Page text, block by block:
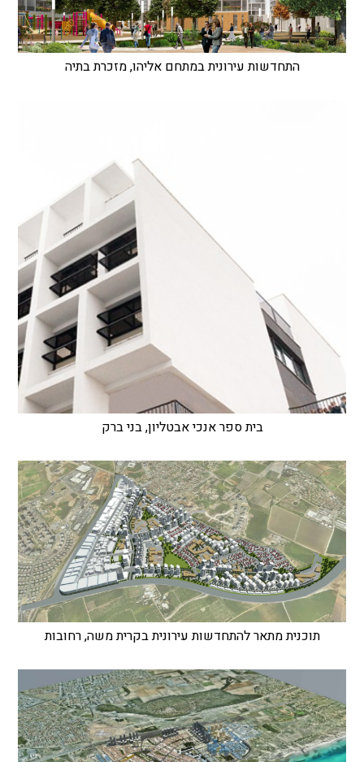
התחדשות עירונית במתחם אליהו, מזכרת בתיה
בית ספר אנכי אבטליון, בני ברק
תוכנית מתאר להתחדשות עירונית בקרית משה, רחובות